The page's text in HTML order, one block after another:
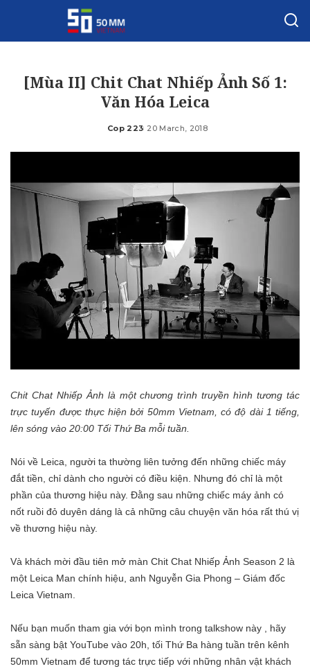
[Mùa II] Chit Chat Nhiếp Ảnh Số 1:
Văn Hóa Leica
Posted
Cop 223 20 March, 2018
Chit Chat Nhiếp Ảnh là một chương trình truyền hình tương tác
trực tuyến được thực hiện bởi 50mm Vietnam, có độ dài 1 tiếng,
lên sóng vào 20:00 Tối Thứ Ba mỗi tuần.
Nói về Leica, người ta thường liên tưởng đến những chiếc máy
đắt tiền, chỉ dành cho người có điều kiện. Nhưng đó chỉ là một
phần của thương hiệu này. Đằng sau những chiếc máy ảnh có
nốt ruồi đỏ duyên dáng là cả những câu chuyện văn hóa rất thú vị
về thương hiệu này.
Và khách mời đầu tiên mở màn Chit Chat Nhiếp Ảnh Season 2 là
một Leica Man chính hiệu, anh Nguyễn Gia Phong – Giám đốc
Leica Vietnam.
Nếu bạn muốn tham gia với bọn mình trong talkshow này , hãy
sẵn sàng bật YouTube vào 20h, tối Thứ Ba hàng tuần trên kênh
50mm Vietnam để tương tác trực tiếp với những nhân vật khách